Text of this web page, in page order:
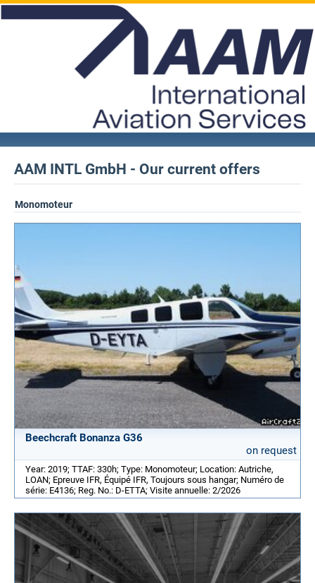
AAM INTL GmbH - Our current offers
Monomoteur
Beechcraft Bonanza G36
on request
Year: 2019; TTAF: 330h; Type: Monomoteur; Location: Autriche,
LOAN; Epreuve IFR, Équipé IFR, Toujours sous hangar; Numéro de
série: E4136; Reg. No.: D-ETTA; Visite annuelle: 2/2026